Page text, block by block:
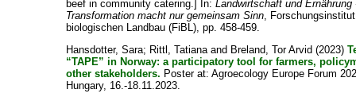
beef in community catering.] In:Landwirtschaft und Ernährung
Transformation macht nur gemeinsam Sinn,
biologischen Landbau (FiBL), pp. 458-459.
Hansdotter, Sara; Rittl, Tatianaand Breland, Tor Arvid (2023)
“TAPE” in Norway: a participatory tool for farmers,
other stakeholders. Poster at: Agroecology Europe Forum
Hungary, 16.-18.11.2023.